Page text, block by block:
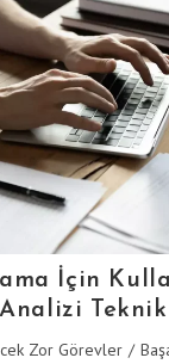
İçin
Zor Görevler /